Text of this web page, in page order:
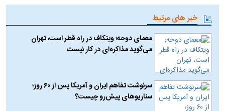
خبر های مرتبط
معمای دوحه؛ ویتکاف در راه قطر است، تهران
می‌گوید مذاکره‌ای در کار نیست
سرنوشت تفاهم ایران و آمریکا پس از ۶۰ روز؛
سناریو‌های پیش‌رو چیست؟